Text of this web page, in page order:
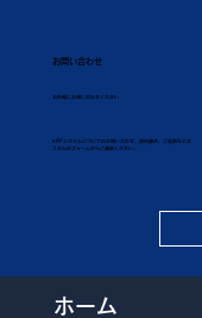
お問い合わせ
​お気軽にお問い合わせください
KAPシステムについてのお問い合わせ、資料請求、ご質問などは
こちらのフォームからご連絡ください。
ホーム